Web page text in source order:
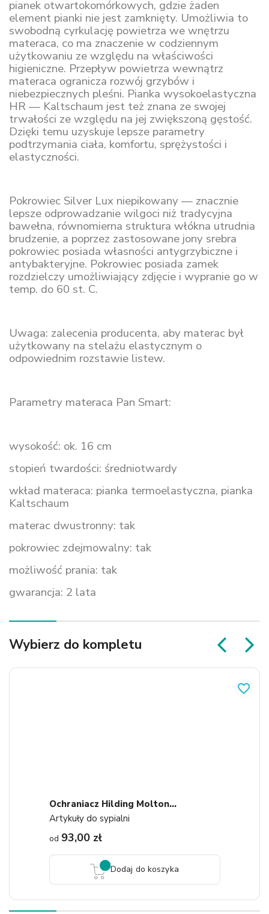
pianek otwartokomórkowych, gdzie żaden
element pianki nie jest zamknięty. Umożliwia to
swobodną cyrkulację powietrza we wnętrzu
materaca, co ma znaczenie w codziennym
użytkowaniu ze względu na właściwości
higieniczne. Przepływ powietrza wewnątrz
materaca ogranicza rozwój grzybów i
niebezpiecznych pleśni. Pianka wysokoelastyczna
HR — Kaltschaum jest też znana ze swojej
trwałości ze względu na jej zwiększoną gęstość.
Dzięki temu uzyskuje lepsze parametry
podtrzymania ciała, komfortu, sprężystości i
elastyczności.
Pokrowiec Silver Lux niepikowany — znacznie
lepsze odprowadzanie wilgoci niż tradycyjna
bawełna, równomierna struktura włókna utrudnia
brudzenie, a poprzez zastosowane jony srebra
pokrowiec posiada własności antygrzybiczne i
antybakteryjne. Pokrowiec posiada zamek
rozdzielczy umożliwiający zdjęcie i wypranie go w
temp. do 60 st. C.
Uwaga: zalecenia producenta, aby materac był
użytkowany na stelażu elastycznym o
odpowiednim rozstawie listew.
Parametry materaca Pan Smart:
wysokość: ok. 16 cm
stopień twardości: średniotwardy
wkład materaca: pianka termoelastyczna, pianka
Kaltschaum
materac dwustronny: tak
pokrowiec zdejmowalny: tak
możliwość prania: tak
gwarancja: 2 lata
Wybierz do kompletu
Ochraniacz Hilding Molton...
Artykuły do sypialni
od 93,00 zł
Dodaj do koszyka
favorite_border